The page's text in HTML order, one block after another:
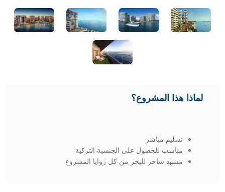
لماذا هذا المشروع؟
تسليم مباشر
مناسب للحصول على الجنسية التركية
مشهد ساحر للبحر من كل زوايا المشروع